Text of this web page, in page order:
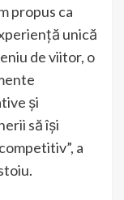
propus ca
unică
de viitor, o
și
să își
a